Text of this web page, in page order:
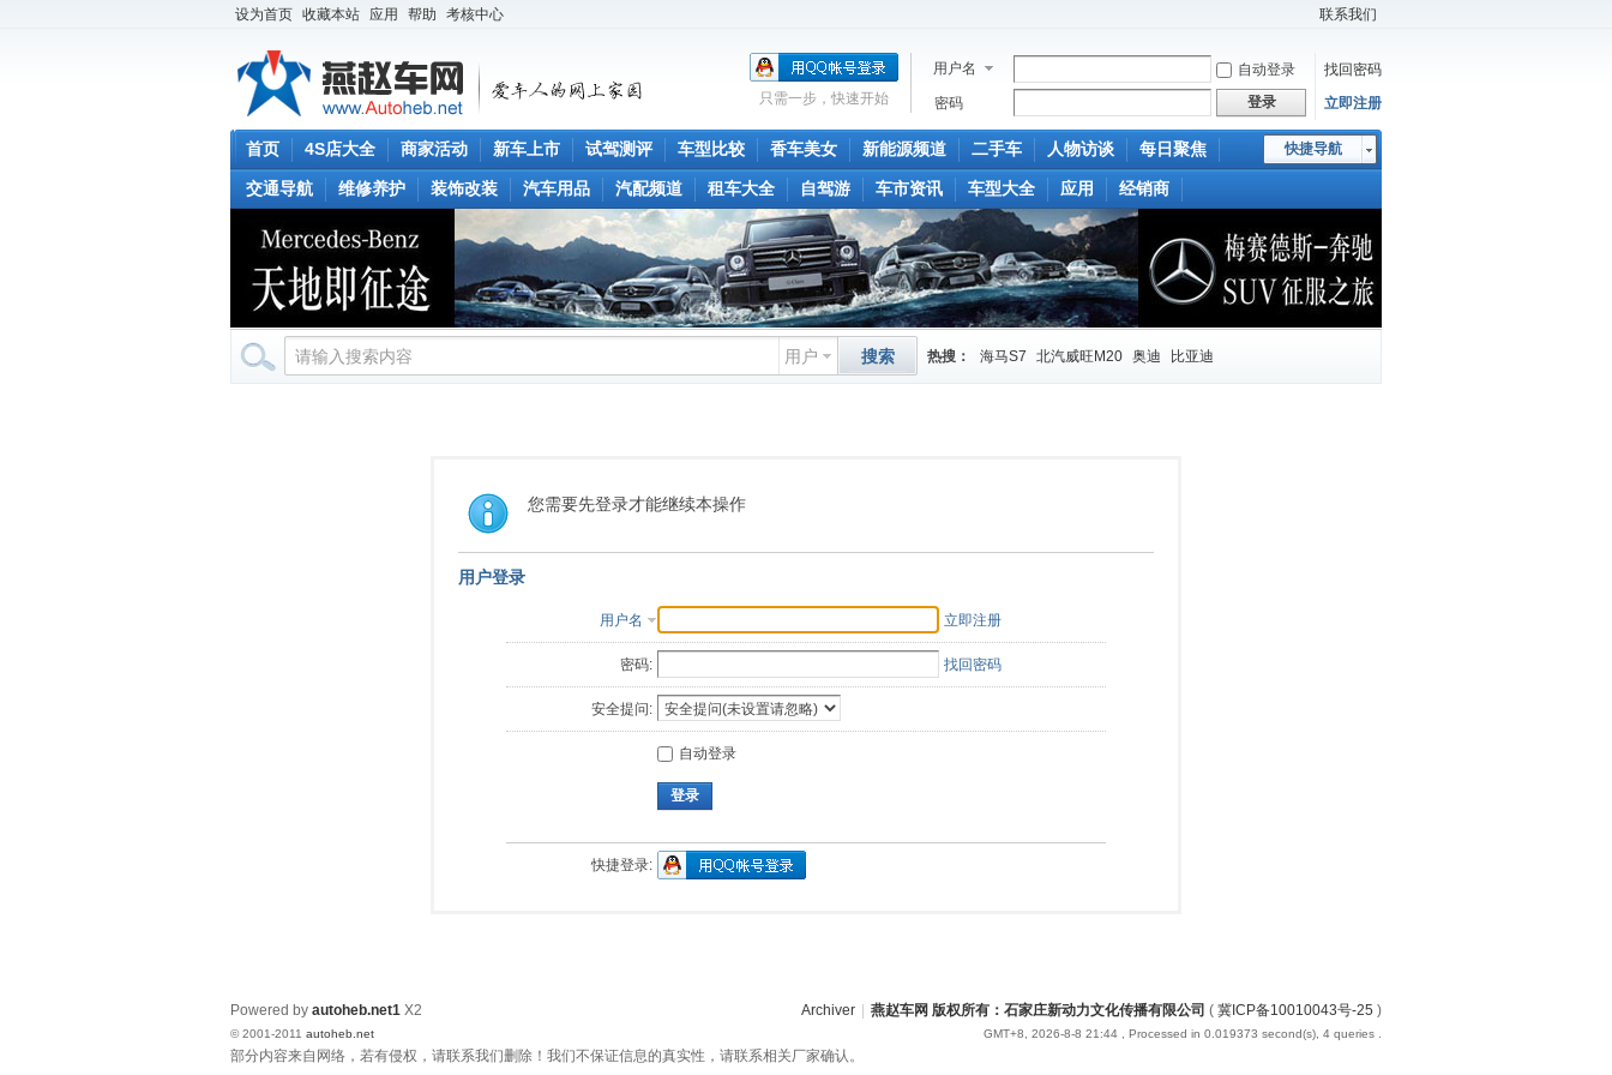
设为首页 收藏本站 应用 帮助 考核中心 联系我们
用户名 自动登录
找回密码
密码
登录 立即注册
只需一步，快速开始
快捷导航
首页 4S店大全 商家活动 新车上市 试驾测评 车型比较 香车美女 新能源频道 二手车 人物访谈 每日聚焦
交通导航 维修养护 装饰改装 汽车用品 汽配频道 租车大全 自驾游 车市资讯 车型大全 应用 经销商
用户 搜索 热搜： 海马S7 北汽威旺M20 奥迪 比亚迪
您需要先登录才能继续本操作
用户登录
用户名 立即注册
密码: 找回密码
安全提问:
自动登录
登录
快捷登录:
Archiver 燕赵车网 版权所有：石家庄新动力文化传播有限公司 ( 冀ICP备10010043号-25 )
GMT+8, 2026-8-8 21:44 , Processed in 0.019373 second(s), 4 queries .
Powered by autoheb.net1 X2
© 2001-2011 autoheb.net
部分内容来自网络，若有侵权，请联系我们删除！我们不保证信息的真实性，请联系相关厂家确认。